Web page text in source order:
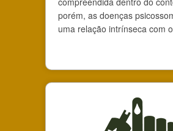
porém, as doenças
uma relação intrínseca com